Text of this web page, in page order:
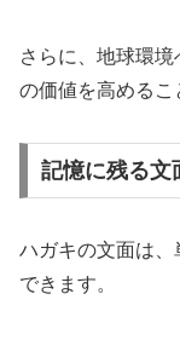
さらに、地球環
の価値を高めるこ
記憶に残る文
ハガキの文面は
できます。